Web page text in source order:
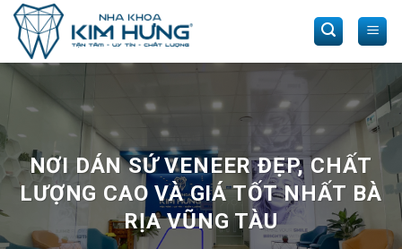
Skip
content
NƠI DÁN SỨ VENEER ĐẸP, CHẤT
LƯỢNG CAO VÀ GIÁ TỐT NHẤT BÀ
RỊA VŨNG TÀU